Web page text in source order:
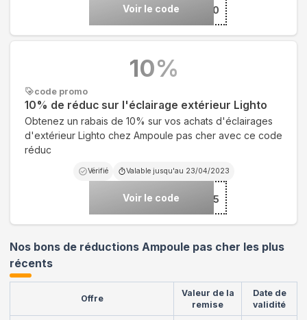
Voir le code
***-FRENCH-20
code promo
10% de réduc sur l'éclairage extérieur Lighto
Obtenez un rabais de 10% sur vos achats d'éclairages
d'extérieur Lighto chez Ampoule pas cher avec ce code
réduc
Vérifié Valable jusqu'au 23/04/2023
Voir le code***-BTNV-15
10%
Nos bons de réductions Ampoule pas cher les plus
récents
Offre
Valeur de la
remise
Date de
validité